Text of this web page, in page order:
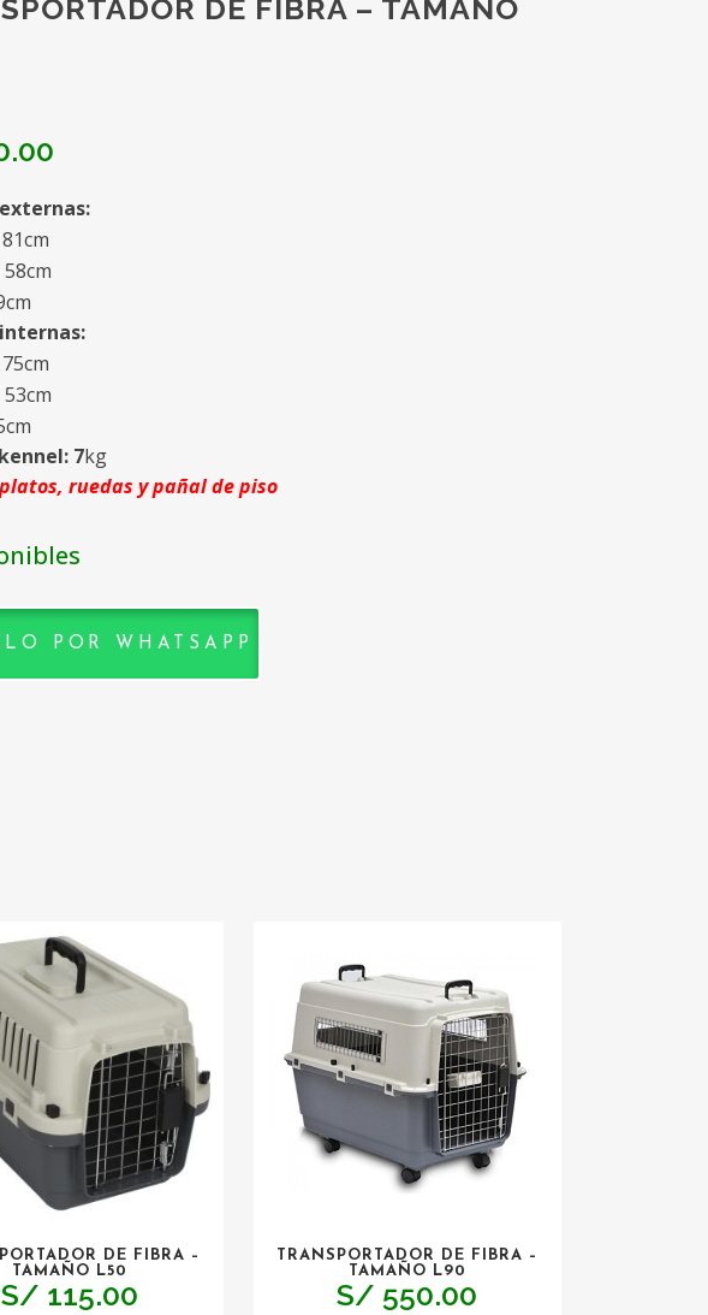
DE FIBRA – TAMAÑO
7kg
ruedas y pañal de piso
POR WHATSAPP
DE FIBRA –
TAMAÑO L50
S/ 115.00
TRANSPORTADOR DE FIBRA –
TAMAÑO L90
S/ 550.00